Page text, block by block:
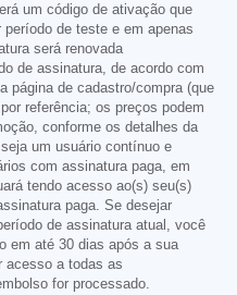
um código de ativação que
de teste e em apenas
será renovada
de assinatura, de acordo com
página de cadastro/compra (que
referência; os preços podem
conforme os detalhes da
um usuário contínuo e
com assinatura paga, em
tendo acesso ao(s) seu(s)
paga. Se desejar
de assinatura atual, você
em até 30 dias após a sua
acesso a todas as
for processado.